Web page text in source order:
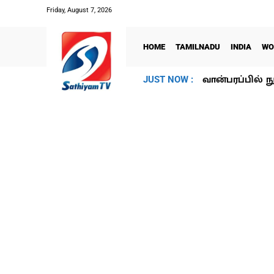
Friday, August 7, 2026
HOME TAMILNADU INDIA
JUST NOW : வான்பரப்பில்